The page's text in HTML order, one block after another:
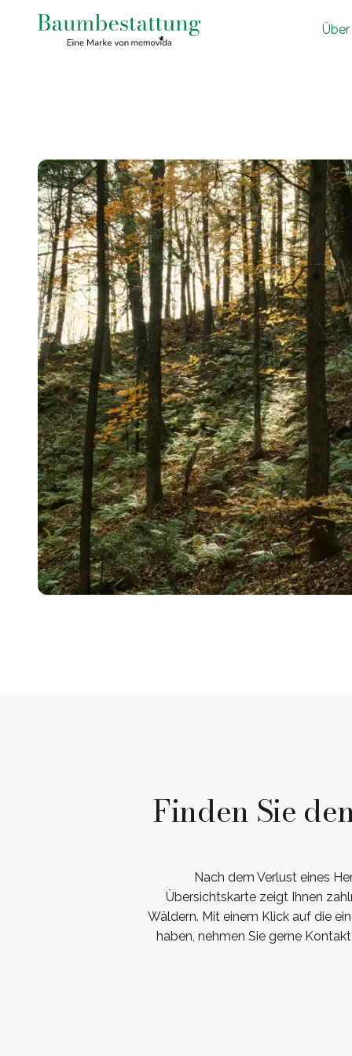
Über
Finden Sie
Nach dem Verlust eines
Übersichtskarte zeigt Ihnen
Wäldern. Mit einem Klick auf die
haben, nehmen Sie gerne